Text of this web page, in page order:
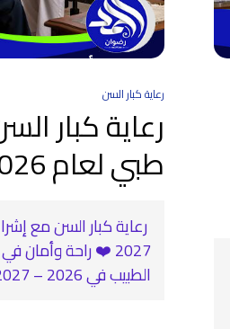
رعاية كبار السن
رعاية كبار
طبي لعام 2026 – 2027
2027 ❤️‍ راحة
الطبيب في 2026 – 2027، بقت رعاية...